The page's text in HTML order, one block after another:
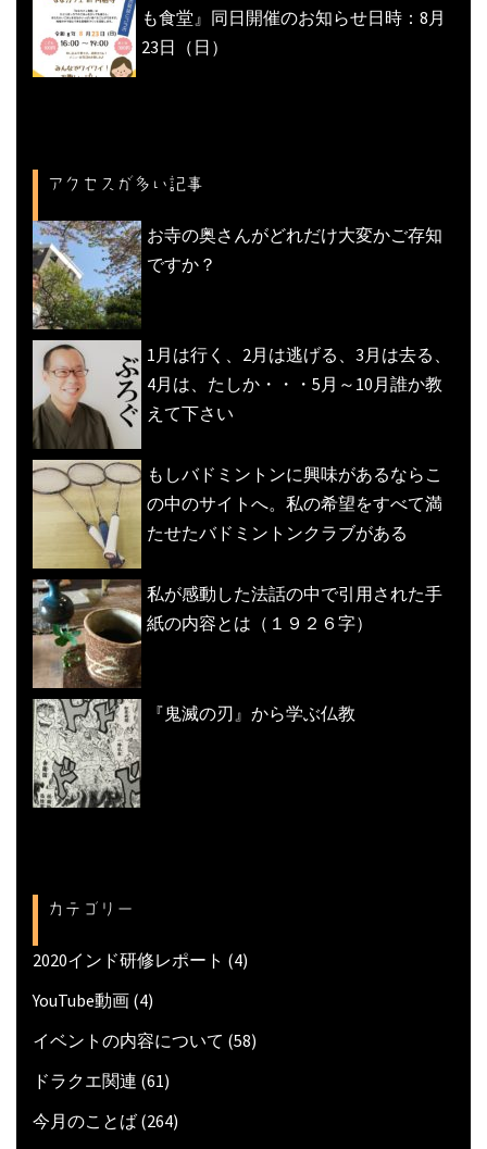
も食堂』同日開催のお知らせ日時：8月
23日（日）
アクセスが多い記事
お寺の奥さんがどれだけ大変かご存知
ですか？
1月は行く、2月は逃げる、3月は去る、
4月は、たしか・・・5月～10月誰か教
えて下さい
もしバドミントンに興味があるならこ
の中のサイトへ。私の希望をすべて満
たせたバドミントンクラブがある
私が感動した法話の中で引用された手
紙の内容とは（１９２６字）
『鬼滅の刃』から学ぶ仏教
カテゴリー
2020インド研修レポート (4)
YouTube動画 (4)
イベントの内容について (58)
ドラクエ関連 (61)
今月のことば (264)